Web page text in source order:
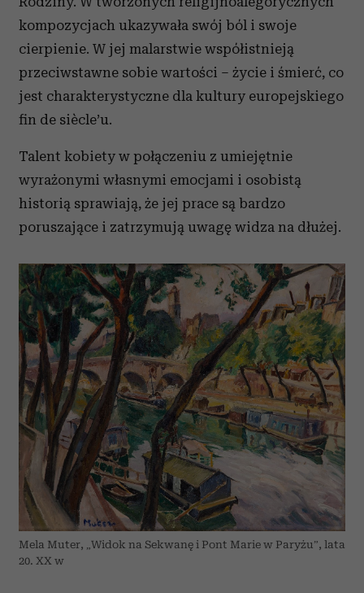
korzystasz z naszej witryny, udostępniamy partnerom
społecznościowym, reklamowym i analitycznym.
Partnerzy mogą połączyć te informacje z innymi danymi
otrzymanymi od Ciebie lub uzyskanymi podczas
korzystania z ich usług.
kompozycjach ukazywała swój ból i swoje
cierpienie. W jej malarstwie współistnieją
przeciwstawne sobie wartości – życie i śmierć, co
jest charakterystyczne dla kultury europejskiego
fin de siècle’u.
Talent kobiety w połączeniu z umiejętnie
wyrażonymi własnymi emocjami i osobistą
historią sprawiają, że jej prace są bardzo
poruszające i zatrzymują uwagę widza na dłużej.
Mela Muter, „Widok na Sekwanę i Pont Marie w Paryżu”, lata
20. XX w